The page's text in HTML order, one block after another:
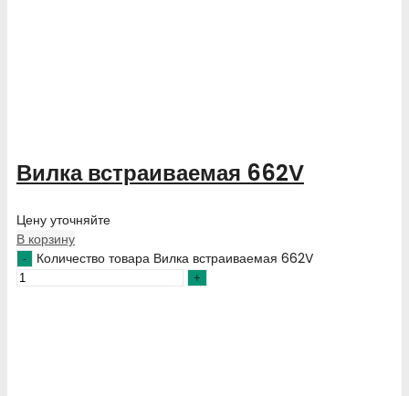
Вилка встраиваемая 662V
Цену уточняйте
В корзину
Количество товара Вилка встраиваемая 662V